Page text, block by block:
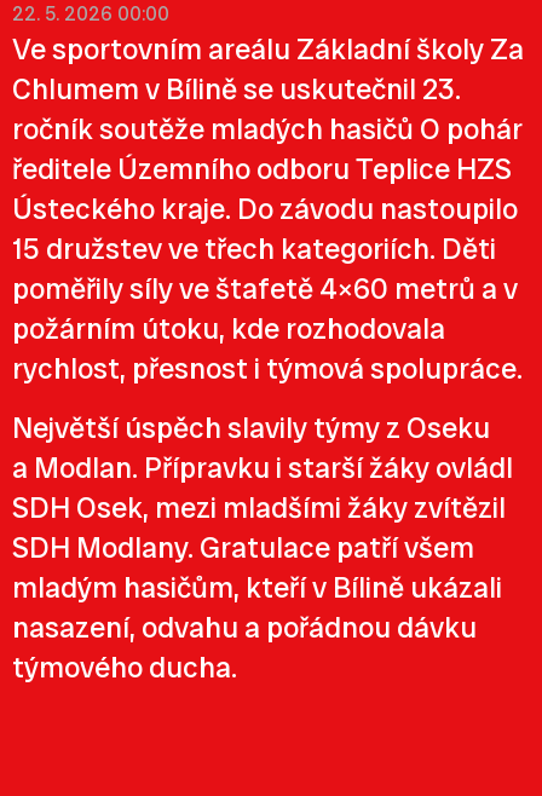
22. 5. 2026 00:00
Ve sportovním areálu Základní školy Za
Chlumem v Bílině se uskutečnil 23.
ročník soutěže mladých hasičů O pohár
ředitele Územního odboru Teplice HZS
Ústeckého kraje. Do závodu nastoupilo
15 družstev ve třech kategoriích. Děti
poměřily síly ve štafetě 4×60 metrů a v
požárním útoku, kde rozhodovala
rychlost, přesnost i týmová spolupráce.
Největší úspěch slavily týmy z Oseku
a Modlan. Přípravku i starší žáky ovládl
SDH Osek, mezi mladšími žáky zvítězil
SDH Modlany. Gratulace patří všem
mladým hasičům, kteří v Bílině ukázali
nasazení, odvahu a pořádnou dávku
týmového ducha.